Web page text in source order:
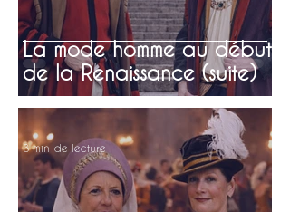
La mode homme au début
de la Renaissance (suite)
3 min de lecture